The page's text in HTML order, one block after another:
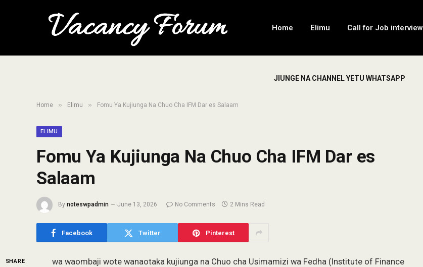
Home Elimu Call for Job interview
JIUNGE NA CHANNEL YETU WHATSAPP
Home » Elimu » Fomu Ya Kujiunga Na Chuo Cha IFM Dar es Salaam
ELIMU
Fomu Ya Kujiunga Na Chuo Cha IFM Dar es
Salaam
By noteswpadmin June 13, 2026 No Comments 2 Mins Read
Facebook Twitter Pinterest
SHARE
wa waombaji wote wanaotaka kujiunga na Chuo cha Usimamizi wa Fedha (Institute of Finance